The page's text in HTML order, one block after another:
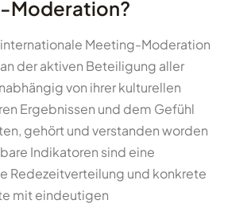
Moderation?
Meeting-Moderation
der aktiven Beteiligung aller
von ihrer kulturellen
Ergebnissen und dem Gefühl
gehört und verstanden worden
Indikatoren sind eine
Redezeitverteilung und konkrete
mit eindeutigen